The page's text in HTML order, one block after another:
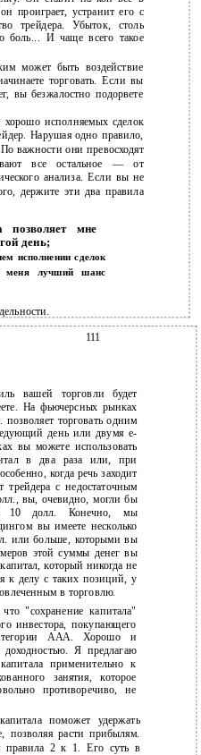
проиграет, устранит его с
трейдера. Убыток, столь
боль... И чаще всего такое
может быть воздействие
торговать. Если вы
вы безжалостно подорвете
хорошо исполняемых сделок
Нарушая одно правило,
важности они превосходят
все остальное — от
анализа. Если вы не
держите эти два правила
позволяет мне
день;
исполнении сделок
меня лучший шанс
111
вашей торговли будет
На фьючерсных рынках
торговать одним
день или двумя e-
вы можете использовать
в два раза или, при
когда речь заходит
трейдера с недостаточным
вы, очевидно, могли бы
10 долл. Конечно, мы
вы имеете несколько
или больше, которыми вы
этой суммы денег вы
который никогда не
к делу с таких позиций, у
в торговлю.
"сохранение капитала"
инвестора, покупающего
ААА. Хорошо и
Я предлагаю
применительно к
занятия, которое
противоречиво, не
поможет удержать
позволяя расти прибылям.
правила 2 к 1. Его суть в